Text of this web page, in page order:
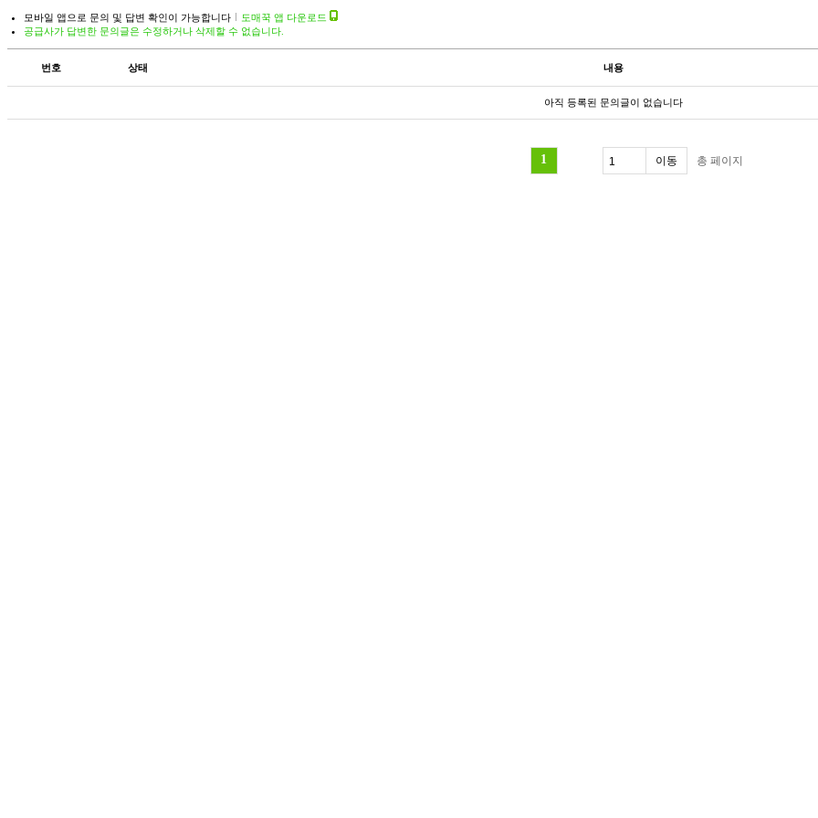
모바일 앱으로 문의 및 답변 확인이 가능합니다
도매꾹 앱 다운로드
공급사가 답변한 문의글은 수정하거나 삭제할 수 없습니다.
번호 상태 내용
아직 등록된 문의글이 없습니다
1 총 페이지